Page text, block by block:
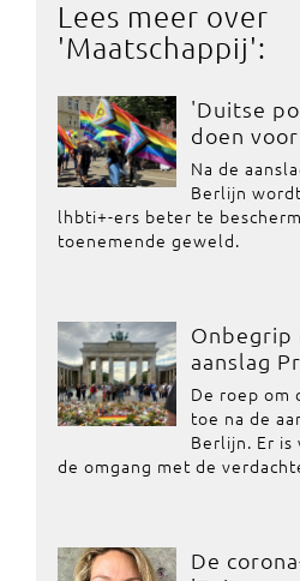
Lees meer over
'Maatschappij':
'Duitse
doen
Na de
Berlijn
lhbti+-ers beter te
toenemende geweld.
Onbegrip
aanslag
De roep om
toe na de
Berlijn. Er
de omgang met de
De